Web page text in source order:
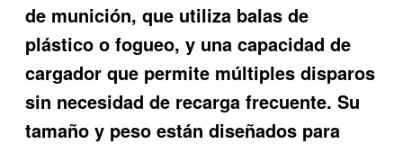
de munición, que utiliza balas de
plástico o fogueo, y una capacidad de
cargador que permite múltiples disparos
sin necesidad de recarga frecuente. Su
tamaño y peso están diseñados para